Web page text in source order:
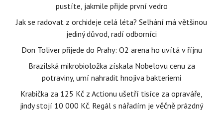
pustíte, jakmile přijde první vedro
Jak se radovat z orchideje celá léta? Selhání má většinou
jediný důvod, radí odborníci
Don Toliver přijede do Prahy: O2 arena ho uvítá v říjnu
Brazilská mikrobioložka získala Nobelovu cenu za
potraviny, umí nahradit hnojiva bakteriemi
Krabička za 125 Kč z Actionu ušetří tisíce za opraváře,
jindy stojí 10 000 Kč. Regál s nářadím je věčně prázdný